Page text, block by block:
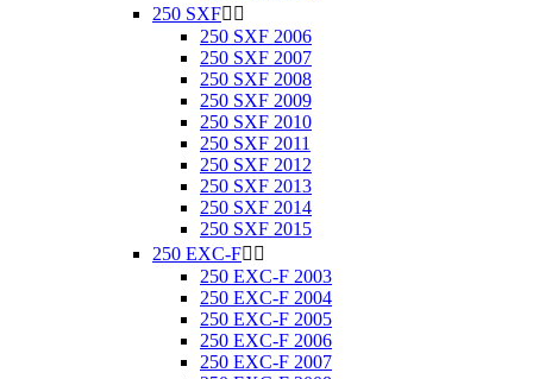
250 SXF 
250 SXF 2006
250 SXF 2007
250 SXF 2008
250 SXF 2009
250 SXF 2010
250 SXF 2011
250 SXF 2012
250 SXF 2013
250 SXF 2014
250 SXF 2015
250 EXC-F 
250 EXC-F 2003
250 EXC-F 2004
250 EXC-F 2005
250 EXC-F 2006
250 EXC-F 2007